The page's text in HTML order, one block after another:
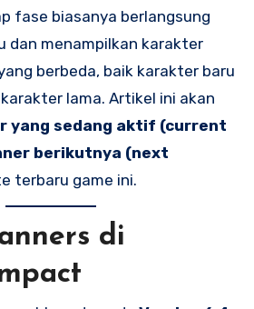
fase biasanya berlangsung
dan menampilkan karakter
berbeda, baik karakter baru
lama. Artikel ini akan
yang sedang aktif (current
berikutnya (next
terbaru game ini.
di